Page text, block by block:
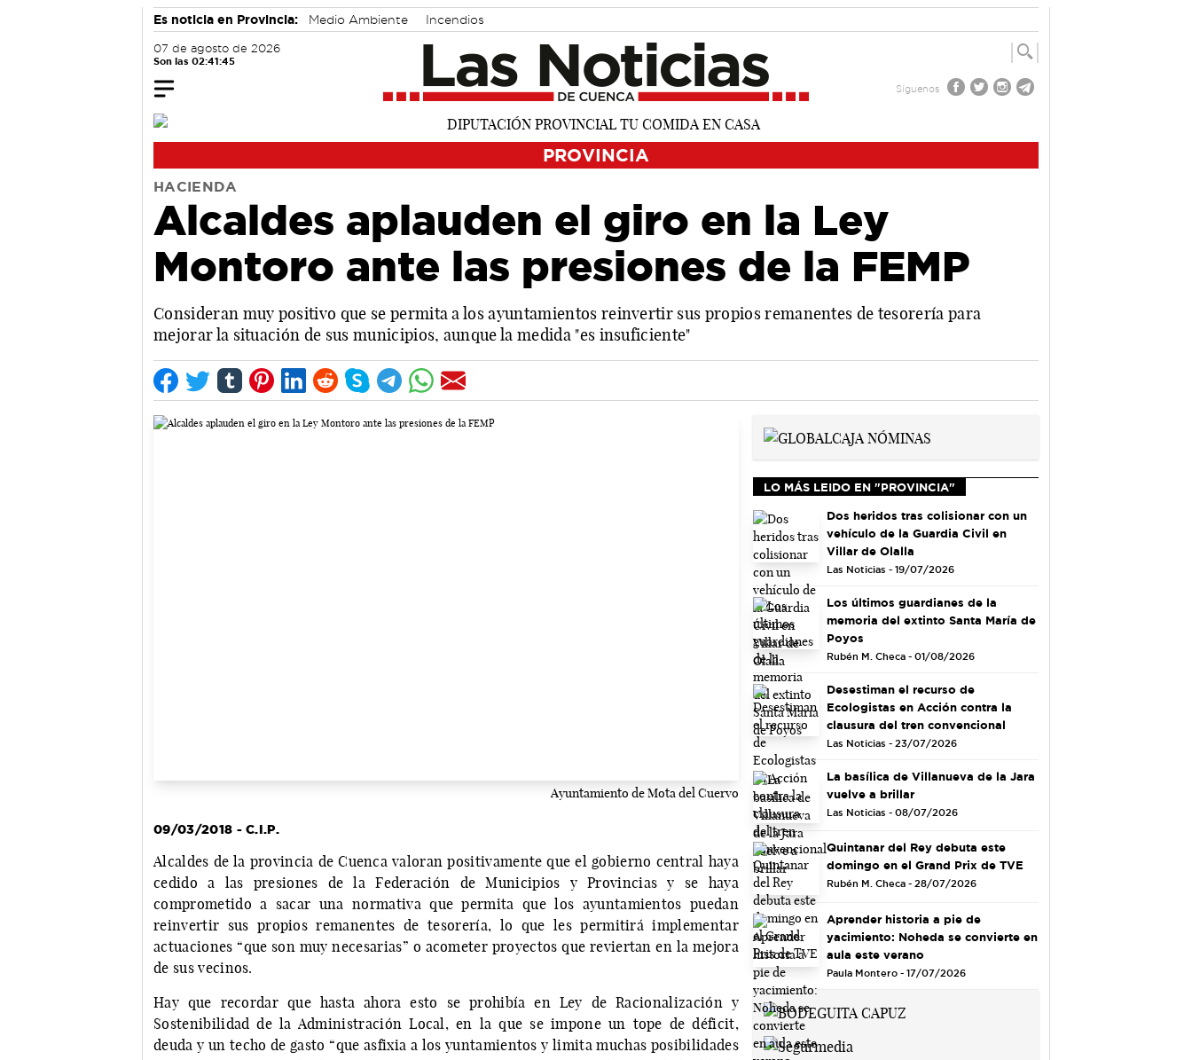
Es noticia en Provincia: Medio Ambiente Incendios
07 de agosto de 2026
Son las 02:41:46
Síguenos
PROVINCIA
HACIENDA
Alcaldes aplauden el giro en la Ley
Montoro ante las presiones de la FEMP
Consideran muy positivo que se permita a los ayuntamientos reinvertir sus propios remanentes de tesorería para
mejorar la situación de sus municipios, aunque la medida "es insuficiente"
Ayuntamiento de Mota del Cuervo
09/03/2018 - C.I.P.
Alcaldes de la provincia de Cuenca valoran positivamente que el gobierno central haya
cedido a las presiones de la Federación de Municipios y Provincias y se haya
comprometido a sacar una normativa que permita que los ayuntamientos puedan
reinvertir sus propios remanentes de tesorería, lo que les permitirá implementar
actuaciones “que son muy necesarias” o acometer proyectos que reviertan en la mejora
de sus vecinos.
Hay que recordar que hasta ahora esto se prohibía en Ley de Racionalización y
Sostenibilidad de la Administración Local, en la que se impone un tope de déficit,
deuda y un techo de gasto “que asfixia a los yuntamientos y limita muchas posibilidades
LO MÁS LEIDO EN "PROVINCIA"
Dos heridos tras colisionar con un
vehículo de la Guardia Civil en
Villar de Olalla
Las Noticias - 19/07/2026
Los últimos guardianes de la
memoria del extinto Santa María de
Poyos
Rubén M. Checa - 01/08/2026
Desestiman el recurso de
Ecologistas en Acción contra la
clausura del tren convencional
Las Noticias - 23/07/2026
La basílica de Villanueva de la Jara
vuelve a brillar
Las Noticias - 08/07/2026
Quintanar del Rey debuta este
domingo en el Grand Prix de TVE
Rubén M. Checa - 28/07/2026
Aprender historia a pie de
yacimiento: Noheda se convierte en
aula este verano
Paula Montero - 17/07/2026